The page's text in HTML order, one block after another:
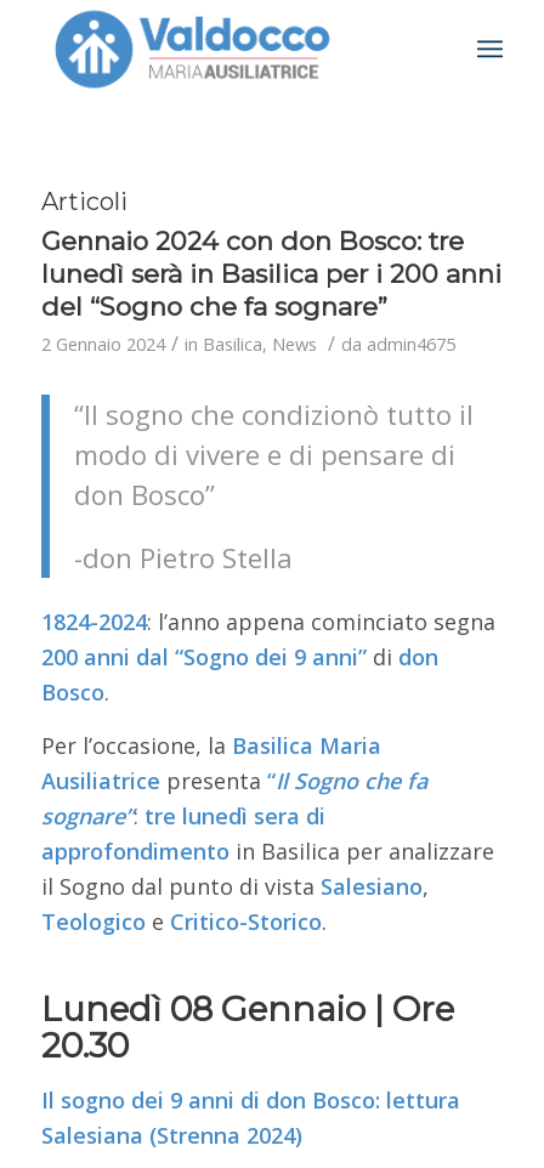
Articoli
Gennaio 2024 con don Bosco: tre
lunedì serà in Basilica per i 200 anni
del “Sogno che fa sognare”
2 Gennaio 2024 / in Basilica, News / da admin4675
“Il sogno che condizionò tutto il
modo di vivere e di pensare di
don Bosco”
-don Pietro Stella
1824-2024: l’anno appena cominciato segna
200 anni dal “Sogno dei 9 anni”di don
Bosco.
Per l’occasione, la Basilica Maria
Ausiliatrice presenta “Il Sogno che fa
sognare”: tre lunedì sera di
approfondimento in Basilica per analizzare
il Sogno dal punto di vista Salesiano,
Teologico e Critico-Storico.
Lunedì 08 Gennaio | Ore
20.30
Il sogno dei 9 anni di don Bosco: lettura
Salesiana (Strenna 2024)